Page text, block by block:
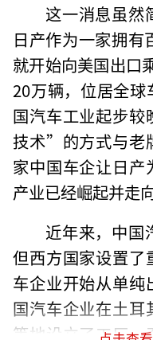
这一消息虽然
日产作为一家拥有
就开始向美国出口
20万辆，位居全
国汽车工业起步
技术”的方式与老
家中国车企让日
产业已经崛起并走
近年来，中国
但西方国家设置了
车企业开始从单纯
国汽车企业在土
等地设立了工厂。